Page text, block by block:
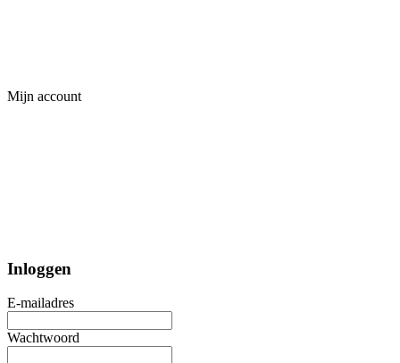
Mijn account
Inloggen
E-mailadres
Wachtwoord